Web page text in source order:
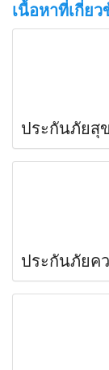
เนื้อหาที่เกี่ยว
ประกันภัยสุ
ประกันภัยค